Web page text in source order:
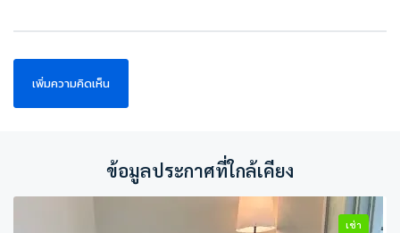
ข้อมูลประกาศที่ใกล้เคียง
เช่า